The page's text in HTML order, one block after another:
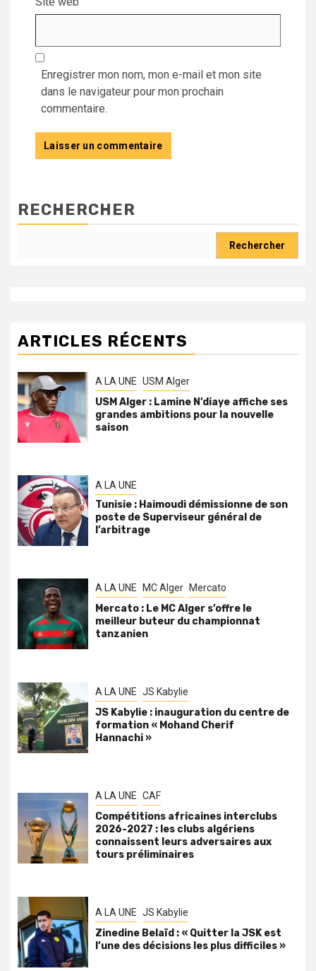
Enregistrer mon nom, mon e-mail et mon site
dans le navigateur pour mon prochain
commentaire.
RECHERCHER
Rechercher
ARTICLES RÉCENTS
A LA UNE USM Alger
USM Alger : Lamine N’diaye affiche ses
grandes ambitions pour la nouvelle
saison
A LA UNE
Tunisie : Haimoudi démissionne de son
poste de Superviseur général de
l’arbitrage
A LA UNE MC Alger Mercato
Mercato : Le MC Alger s’offre le
meilleur buteur du championnat
tanzanien
A LA UNE JS Kabylie
JS Kabylie : inauguration du centre de
formation « Mohand Cherif
Hannachi »
A LA UNE CAF
Compétitions africaines interclubs
2026-2027 : les clubs algériens
connaissent leurs adversaires aux
tours préliminaires
A LA UNE JS Kabylie
Zinedine Belaïd : « Quitter la JSK est
l’une des décisions les plus difficiles »